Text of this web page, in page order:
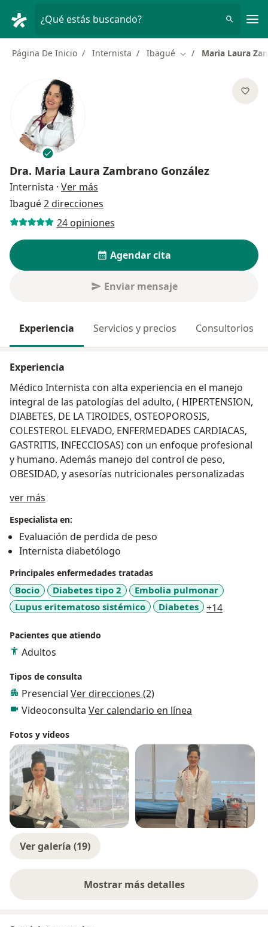
¿Qué estás buscando?
Página De Inicio Internista Ibagué Cambiar de ciudad
Maria Laura
Dra. Maria Laura Zambrano González
Internista · Ver más
Ibagué2 direcciones
24 opiniones
Agendar cita
Enviar mensaje
Experiencia Servicios y precios Consultorios
Experiencia
Médico Internista con alta experiencia en el manejo
integral de las patologías del adulto, ( HIPERTENSION,
DIABETES, DE LA TIROIDES, OSTEOPOROSIS,
COLESTEROL ELEVADO, ENFERMEDADES CARDIACAS,
GASTRITIS, INFECCIOSAS) con un enfoque profesional
y humano. Además manejo del control de peso,
OBESIDAD, y asesorías nutricionales personalizadas
ver más
Especialista en:
Evaluación de perdida de peso
Internista diabetólogo
Principales enfermedades tratadas
Bocio Diabetes tipo 2
Embolia pulmonar
Lupus eritematoso sistémico
Diabetes +14
Pacientes que atiendo
Adultos
Tipos de consulta
Presencial Ver direcciones (2)
Videoconsulta Ver calendario en línea
Fotos y videos
Ver galería (19)
Mostrar más detalles
sobre la experiencia